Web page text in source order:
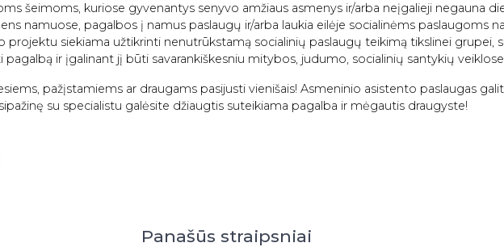
šeimoms, kuriose gyvenantys senyvo amžiaus asmenys ir/arba neįgalieji negauna
namuose, pagalbos į namus paslaugų ir/arba laukia eilėje socialinėms paslaugoms
projektu siekiama užtikrinti nenutrūkstamą socialinių paslaugų teikimą tikslinei grupei,
pagalbą ir įgalinant jį būti savarankiškesniu mitybos, judumo, socialinių santykių
pažįstamiems ar draugams pasijusti vienišais! Asmeninio asistento paslaugas
su specialistu galėsite džiaugtis suteikiama pagalba ir mėgautis draugyste!
Panašūs straipsniai